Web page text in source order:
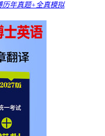
历年真题+全真模拟